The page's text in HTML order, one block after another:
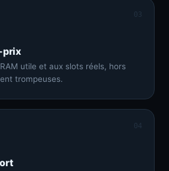
03
prix
utile et aux slots réels, hors
trompeuses.
04